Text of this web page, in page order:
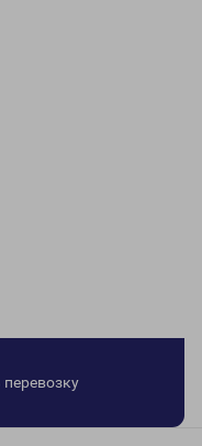
перевозку